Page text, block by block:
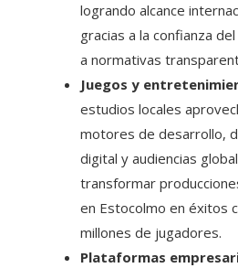
logrando alcance
gracias a la confianza
a normativas
Juegos y
estudios locales
motores de desarrollo,
digital y audiencias
transformar
en Estocolmo en éxitos
millones de jugadores.
Plataformas